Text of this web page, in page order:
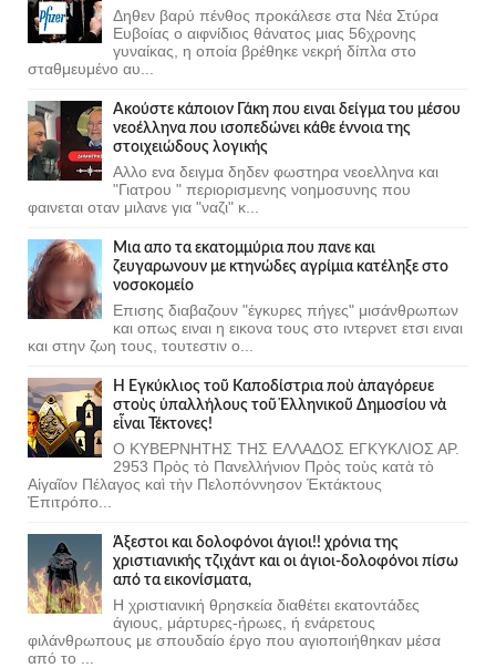
Δηθεν βαρύ πένθος προκάλεσε στα Νέα Στύρα
Ευβοίας ο αιφνίδιος θάνατος μιας 56χρονης
γυναίκας, η οποία βρέθηκε νεκρή δίπλα στο
σταθμευμένο αυ...
Ακούστε κάποιον Γάκη που ειναι δείγμα του μέσου
νεοέλληνα που ισοπεδώνει κάθε έννοια της
στοιχειώδους λογικής
Αλλο ενα δειγμα δηδεν φωστηρα νεοελληνα και
"Γιατρου " περιορισμενης νοημοσυνης που
φαινεται οταν μιλανε για "ναζι" κ...
Μια απο τα εκατομμύρια που πανε και
ζευγαρωνουν με κτηνώδες αγρίμια κατέληξε στο
νοσοκομείο
Επισης διαβαζουν "έγκυρες πήγες" μισάνθρωπων
και οπως ειναι η εικονα τους στο ιντερνετ ετσι ειναι
και στην ζωη τους, τουτεστιν ο...
Ἡ Ἐγκύκλιος τοῦ Καποδίστρια ποὺ ἀπαγόρευε
στοὺς ὑπαλλήλους τοῦ Ἑλληνικοῦ Δημοσίου νὰ
εἶναι Τέκτονες!
Ο ΚΥΒΕΡΝΗΤΗΣ ΤΗΣ ΕΛΛΑΔΟΣ ΕΓΚΥΚΛΙΟΣ ΑΡ.
2953 Πρὸς τὸ Πανελλήνιον Πρὸς τοὺς κατὰ τὸ
Αἰγαῖον Πέλαγος καὶ τὴν Πελοπόννησον Ἐκτάκτους
Ἐπιτρόπο...
Άξεστοι και δολοφόνοι άγιοι!! χρόνια της
χριστιανικής τζιχάντ και οι άγιοι-δολοφόνοι πίσω
από τα εικονίσματα,
Η χριστιανική θρησκεία διαθέτει εκατοντάδες
άγιους, μάρτυρες-ήρωες, ή ενάρετους
φιλάνθρωπους με σπουδαίο έργο που αγιοποιήθηκαν μέσα
από το ...